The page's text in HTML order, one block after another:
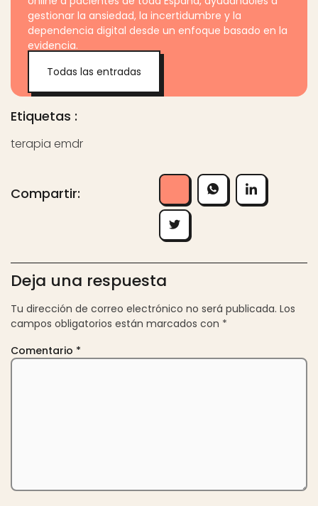
gestionar la ansiedad, la incertidumbre y la
dependencia digital desde un enfoque basado en la
evidencia.
Todas las entradas
Etiquetas :
terapia emdr
Compartir:
Deja una respuesta
Tu dirección de correo electrónico no será publicada. Los
campos obligatorios están marcados con *
Comentario *